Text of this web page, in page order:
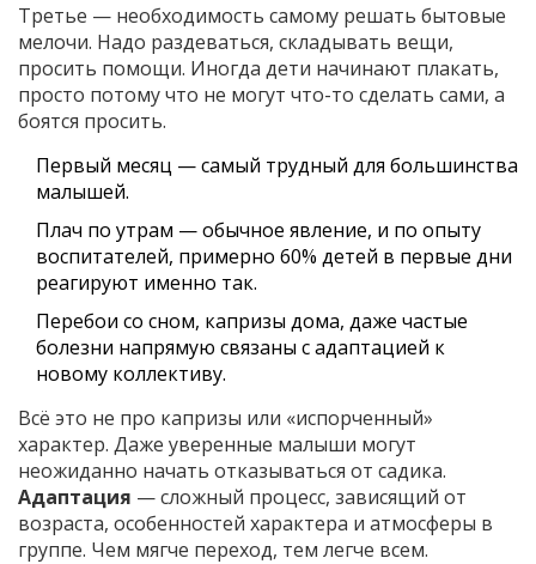
Третье — необходимость самому решать бытовые
мелочи. Надо раздеваться, складывать вещи,
просить помощи. Иногда дети начинают плакать,
просто потому что не могут что-то сделать сами, а
боятся просить.
Первый месяц — самый трудный для большинства
малышей.
Плач по утрам — обычное явление, и по опыту
воспитателей, примерно 60% детей в первые дни
реагируют именно так.
Перебои со сном, капризы дома, даже частые
болезни напрямую связаны с адаптацией к
новому коллективу.
Всё это не про капризы или «испорченный»
характер. Даже уверенные малыши могут
неожиданно начать отказываться от садика.
Адаптация — сложный процесс, зависящий от
возраста, особенностей характера и атмосферы в
группе. Чем мягче переход, тем легче всем.